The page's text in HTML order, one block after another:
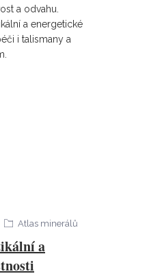
a odvahu.
a energetické
i talismany a
a
Atlas minerálů